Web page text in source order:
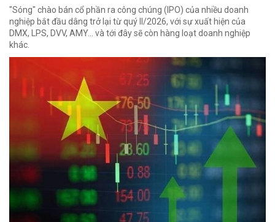
"Sóng" chào bán cổ phần ra công chúng (IPO) của nhiều doanh
nghiệp bắt đầu dâng trở lại từ quý II/2026, với sự xuất hiện của
DMX, LPS, DVV, AMY... và tới đây sẽ còn hàng loạt doanh nghiệp
khác.